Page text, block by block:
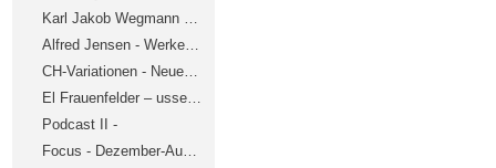
Karl Jakob Wegmann – Aufbruch zu neuen Spielen
Alfred Jensen - Werke aus Schweizer Sammlungen
CH-Variationen - Neuere Schweizer Zeichnungen
El Frauenfelder – usser mir
Podcast II -
Focus - Dezember-Ausstellung